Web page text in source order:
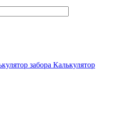
забора Калькулятор